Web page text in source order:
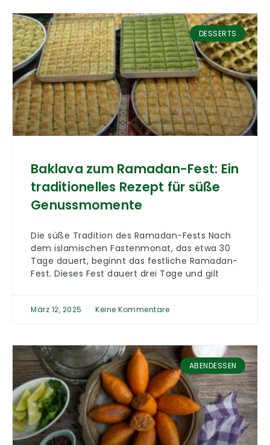
DESSERTS
Baklava zum Ramadan-Fest: Ein
traditionelles Rezept für süße
Genussmomente
Die süße Tradition des Ramadan-Fests Nach
dem islamischen Fastenmonat, das etwa 30
Tage dauert, beginnt das festliche Ramadan-
Fest. Dieses Fest dauert drei Tage und gilt
März 12, 2025 Keine Kommentare
ABENDESSEN